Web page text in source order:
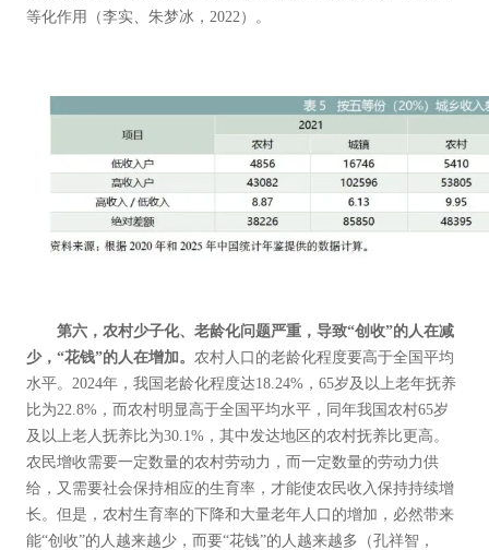
等化作用（李实、朱梦冰，2022）。
第六，农村少子化、老龄化问题严重，导致“创收”的人在减
少，“花钱”的人在增加。 农村人口的老龄化程度要高于全国平均
水平。2024年，我国老龄化程度达18.24%，65岁及以上老年抚养
比为22.8%，而农村明显高于全国平均水平，同年我国农村65岁
及以上老人抚养比为30.1%，其中发达地区的农村抚养比更高。
农民增收需要一定数量的农村劳动力，而一定数量的劳动力供
给，又需要社会保持相应的生育率，才能使农民收入保持持续增
长。但是，农村生育率的下降和大量老年人口的增加，必然带来
能“创收”的人越来越少，而要“花钱”的人越来越多（孔祥智，